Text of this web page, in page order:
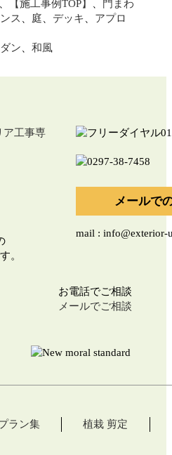
【施工事例TOP】
門まわ
ス 庭 デッキ
アプロ
ン 和風
。
メールで
mail : info@exterior-
お電話でご相談
メールでご相談
ラン集 植栽 剪定